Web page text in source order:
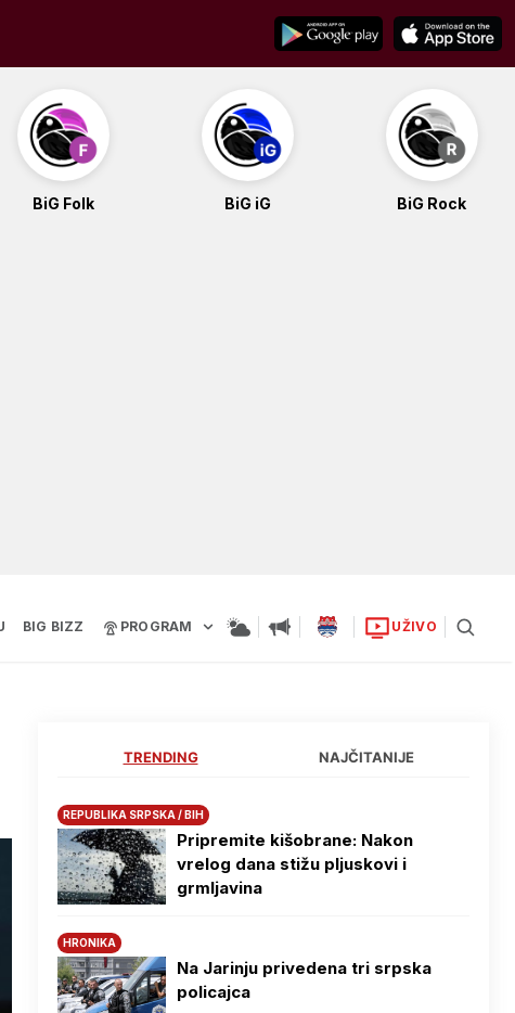
BiG Folk BiG iG BiG Rock
BIG BIZZ PROGRAM UŽIVO
TRENDING NAJČITANIJE
REPUBLIKA SRPSKA / BIH
Pripremite kišobrane: Nakon
vrelog dana stižu pljuskovi i
grmljavina
HRONIKA
Na Јarinju privedena tri srpska
policajca